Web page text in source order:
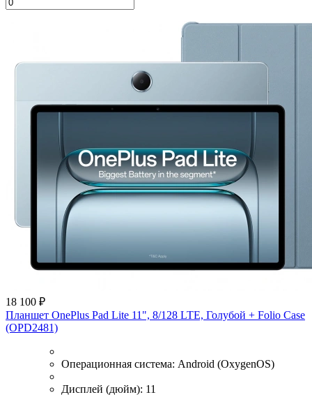
18 100 ₽
Планшет OnePlus Pad Lite 11", 8/128 LTE, Голубой + Folio Case
(OPD2481)
Операционная система: Android (OxygenOS)
Дисплей (дюйм): 11